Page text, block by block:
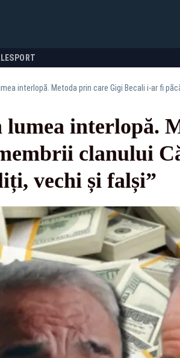
SPORT
interlopă.
clanului
vechi și falși”